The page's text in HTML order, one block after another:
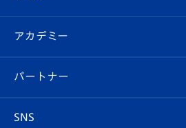
イベント
メディア
スタッフプロフィール
マスコット紹介
Revive Team
ヴィヴィくんの長崎おもてなしガイド
フォトギャラリー
スタジアムグルメ
V-LOVERS（ファンクラブ）
プレイヤーズスイート
オンラインショップ
店舗情報
アカデミー
育成からのお知らせ
パートナー
SNS